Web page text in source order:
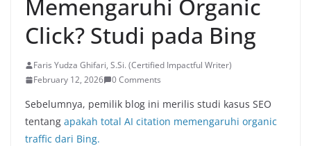
Memengaruhi Organic
Click? Studi pada Bing
Faris Yudza Ghifari, S.Si. (Certified Impactful Writer)
February 12, 2026
0 Comments
Sebelumnya, pemilik blog ini merilis studi kasus SEO
tentang apakah total AI citation memengaruhi organic
traffic dari Bing.